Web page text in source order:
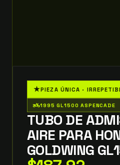
★PIEZA ÚNICA ·
two_wheeler1995 GL1500 ASPENCADE
TUBO DE
AIRE PARA
GOLDWING